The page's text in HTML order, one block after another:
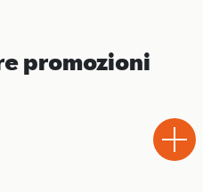
promozioni
Drive
Chiama